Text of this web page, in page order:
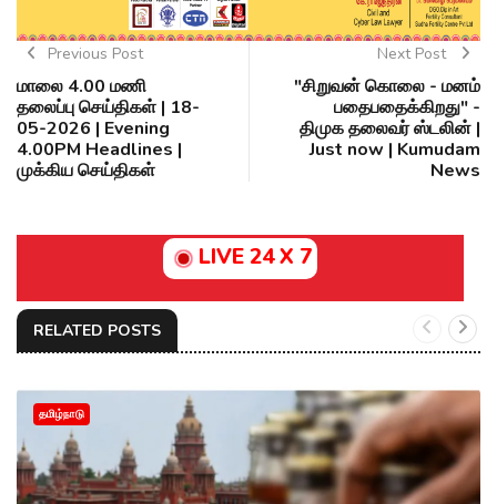
Previous Post
மாலை 4.00 மணி
தலைப்பு செய்திகள் | 18-
05-2026 | Evening
4.00PM Headlines |
முக்கிய செய்திகள்
Next Post
"சிறுவன் கொலை - மனம்
பதைபதைக்கிறது" -
திமுக தலைவர் ஸ்டலின் |
Just now | Kumudam
News
LIVE 24 X 7
RELATED POSTS
தமிழ்நாடு